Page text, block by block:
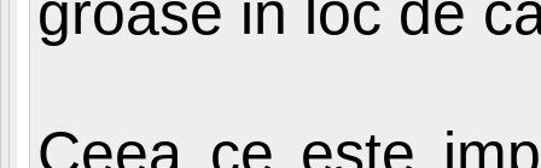
Ceea ce este